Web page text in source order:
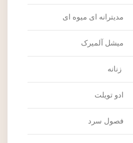
مدیترانه ای میوه ای
میشل آلمیرک
زنانه
ادو تویلت
فصول سرد